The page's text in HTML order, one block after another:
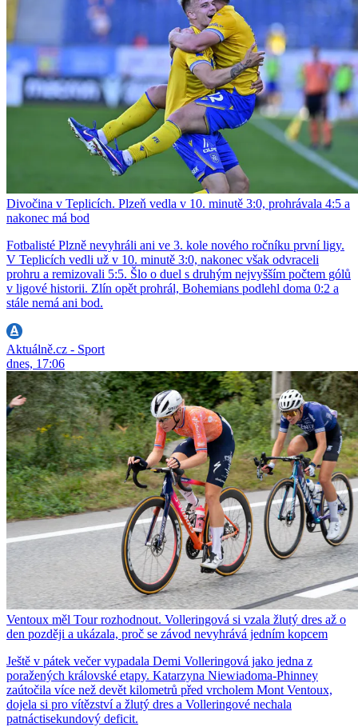
Divočina v Teplicích. Plzeň vedla v 10. minutě 3:0, prohrávala 4:5 a
nakonec má bod
Fotbalisté Plzně nevyhráli ani ve 3. kole nového ročníku první ligy.
V Teplicích vedli už v 10. minutě 3:0, nakonec však odvraceli
prohru a remizovali 5:5. Šlo o duel s druhým nejvyšším počtem gólů
v ligové historii. Zlín opět prohrál, Bohemians podlehl doma 0:2 a
stále nemá ani bod.
Aktuálně.cz - Sport
dnes, 17:06
Ventoux měl Tour rozhodnout. Volleringová si vzala žlutý dres až o
den později a ukázala, proč se závod nevyhrává jedním kopcem
Ještě v pátek večer vypadala Demi Volleringová jako jedna z
poražených královské etapy. Katarzyna Niewiadoma-Phinney
zaútočila více než devět kilometrů před vrcholem Mont Ventoux,
dojela si pro vítězství a žlutý dres a Volleringové nechala
patnáctisekundový deficit.